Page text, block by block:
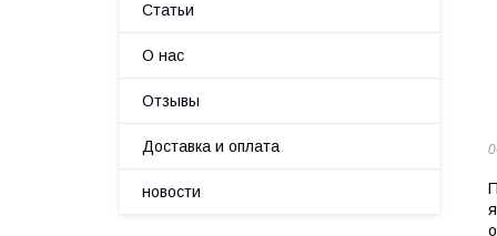
Статьи
О нас
Отзывы
Доставка и оплата
новости